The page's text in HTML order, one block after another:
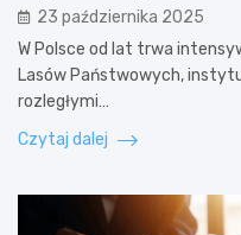
23 października 2025
W Polsce od lat trwa
Lasów Państwowych,
rozległymi…
Czytaj dalej